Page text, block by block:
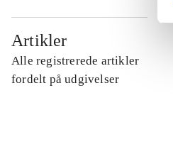
Artikler
Alle registrerede artikler
fordelt på udgivelser